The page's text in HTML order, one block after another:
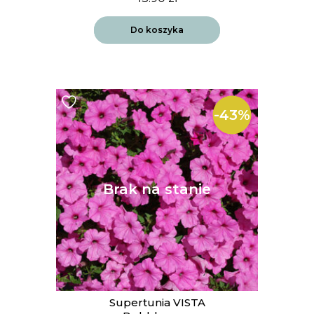
Do koszyka
-43%
Supertunia VISTA